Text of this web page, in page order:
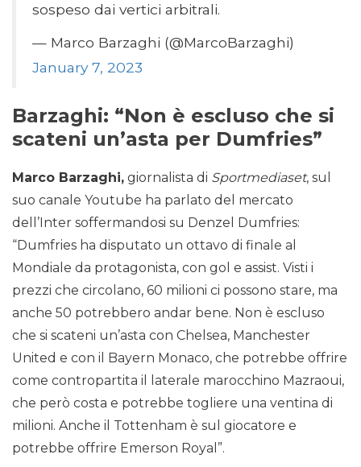
sospeso dai vertici arbitrali.
— Marco Barzaghi (@MarcoBarzaghi)
January 7, 2023
Barzaghi: “Non è escluso che si
scateni un’asta per Dumfries”
Marco Barzaghi, giornalista di Sportmediaset, sul
suo canale Youtube ha parlato del mercato
dell’Inter soffermandosi su Denzel Dumfries:
“Dumfries ha disputato un ottavo di finale al
Mondiale da protagonista, con gol e assist. Visti i
prezzi che circolano, 60 milioni ci possono stare, ma
anche 50 potrebbero andar bene. Non è escluso
che si scateni un’asta con Chelsea, Manchester
United e con il Bayern Monaco, che potrebbe offrire
come contropartita il laterale marocchino Mazraoui,
che però costa e potrebbe togliere una ventina di
milioni. Anche il Tottenham è sul giocatore e
potrebbe offrire Emerson Royal”.